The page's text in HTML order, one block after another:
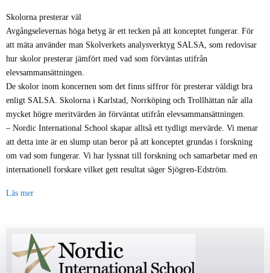
Skolorna presterar väl
Avgångselevernas höga betyg är ett tecken på att konceptet fungerar. För
att mäta använder man Skolverkets analysverktyg SALSA, som redovisar
hur skolor presterar jämfört med vad som förväntas utifrån
elevsammansättningen.
De skolor inom koncernen som det finns siffror för presterar väldigt bra
enligt SALSA. Skolorna i Karlstad, Norrköping och Trollhättan når alla
mycket högre meritvärden än förväntat utifrån elevsammansättningen.
– Nordic International School skapar alltså ett tydligt mervärde. Vi menar
att detta inte är en slump utan beror på att konceptet grundas i forskning
om vad som fungerar. Vi har lyssnat till forskning och samarbetar med en
internationell forskare vilket gett resultat säger Sjögren-Edström.
Läs mer